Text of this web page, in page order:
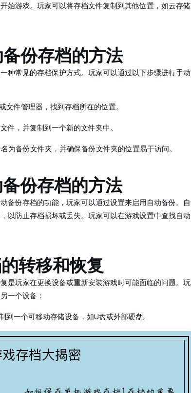
始游戏。玩家可以将存档文件复制到其他位置，如云存
份存档的方法
种常见的存档保护方式。玩家可以通过以下步骤进行手动
文件管理器，找到存档所在的位置。
件，并复制到一个新的文件夹中。
为备份文件夹，并确保备份文件夹的位置易于访问。
份存档的方法
备份存档的功能，玩家可以通过设置来启用自动备份。
以防止存档损坏或丢失。玩家可以在游戏设置中查找自
转移和恢复
是玩家在更换设备或重新安装游戏时可能面临的问题。
一个设备：
到一个可移动存储设备，如U盘或外部硬盘。